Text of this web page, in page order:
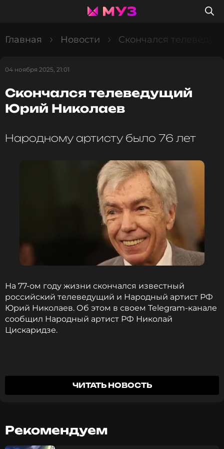
Главная Новости Скончался
04 ноября 2025, 21:01
Скончался телеведущий
Юрий Николаев
Народному артисту было 76 лет
На 77-ом году жизни скончался известный
российский телеведущий и Народный артист РФ
Юрий Николаев. Об этом в своем Telegram-канале
сообщил Народный артист РФ Николай
Цискаридзе.
Юрий Николаев ушел на небеса...Совсем
недавно мы в эфире "Сегодня вечером"
звезд...И вот только что пришло известие,
что его не стало...Как горько! Давайте вместе
ЧИТАТЬ НОВОСТЬ
Рекомендуем